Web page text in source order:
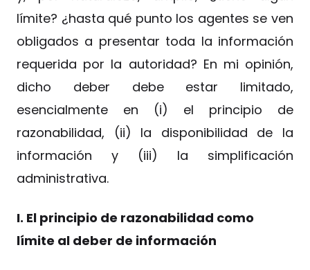
límite? ¿hasta qué punto los agentes se ven
obligados a presentar toda la información
requerida por la autoridad? En mi opinión,
dicho deber debe estar limitado,
esencialmente en (i) el principio de
razonabilidad, (ii) la disponibilidad de la
información y (iii) la simplificación
administrativa.
I. El principio de razonabilidad como
límite al deber de información